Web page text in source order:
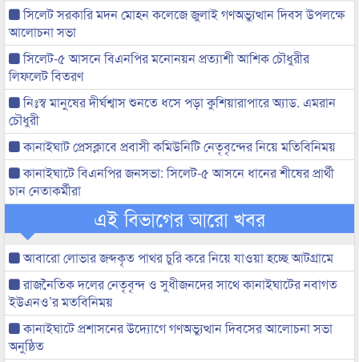
সিলেট সরকারি মদন মোহন কলেজে জুলাই গণঅভ্যুত্থান দিবস উপলক্ষে
আলোচনা সভা
সিলেট-৫ আসনে বিএনপির মনোনয়ন প্রত্যাশী আশিক চৌধুরীর
লিফলেট বিতরণ
নিঃস্ব মানুষের দীর্ঘশ্বাস শুনতে ধসে পড়া কুশিয়ারাপারে অ্যাড. এমরান
চৌধুরী
কানাইঘাট প্রেসক্লাবে প্রবাসী কমিউনিটি নেতৃবৃন্দের নিয়ে মতিবিনিময়
কানাইঘাটে বিএনপির জনসভা: সিলেট-৫ আসনে ধানের শীষের প্রার্থী
চান নেতাকর্মীরা
এই বিভাগের আরো খবর
আবারো লোভার জব্দকৃত পাথর চুরি করে নিয়ে যাওয়া হচ্ছে আটগ্রামে
রাজনৈতিক দলের নেতৃবৃন্দ ও সুধীজনদের সাথে কানাইঘাটের নবাগত
ইউএনও’র মতবিনিময়
কানাইঘাটে প্রশাসনের উদ্যোগে গণঅভ্যুত্থান দিবসের আলোচনা সভা
অনুষ্ঠিত